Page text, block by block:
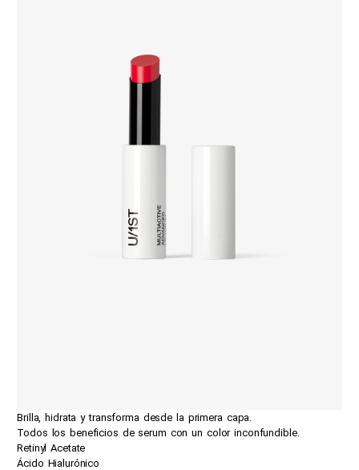
Brilla, hidrata y transforma desde la primera capa.
Todos los beneficios de serum con un color inconfundible.
Retinyl Acetate
Ácido Hialurónico